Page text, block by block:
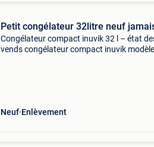
Petit congélateur 32litre neuf
Congélateur compact inuvik 32 l – état
vends congélateur compact inuvik
Neuf Enlèvement